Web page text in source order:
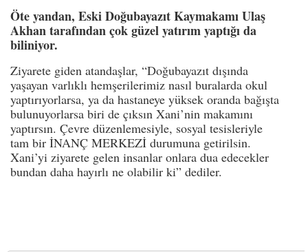
Öte yandan, Eski Doğubayazıt Kaymakamı Ulaş
Akhan tarafından çok güzel yatırım yaptığı da
biliniyor.
Ziyarete giden atandaşlar, “Doğubayazıt dışında
yaşayan varlıklı hemşerilerimiz nasıl buralarda okul
yaptırıyorlarsa, ya da hastaneye yüksek oranda bağışta
bulunuyorlarsa biri de çıksın Xani’nin makamını
yaptırsın. Çevre düzenlemesiyle, sosyal tesisleriyle
tam bir İNANÇ MERKEZİ durumuna getirilsin.
Xani’yi ziyarete gelen insanlar onlara dua edecekler
bundan daha hayırlı ne olabilir ki” dediler.